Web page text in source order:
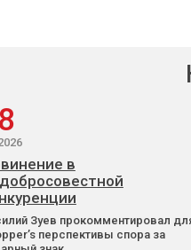
в
Зуев прокомментировал
перспективы спора за